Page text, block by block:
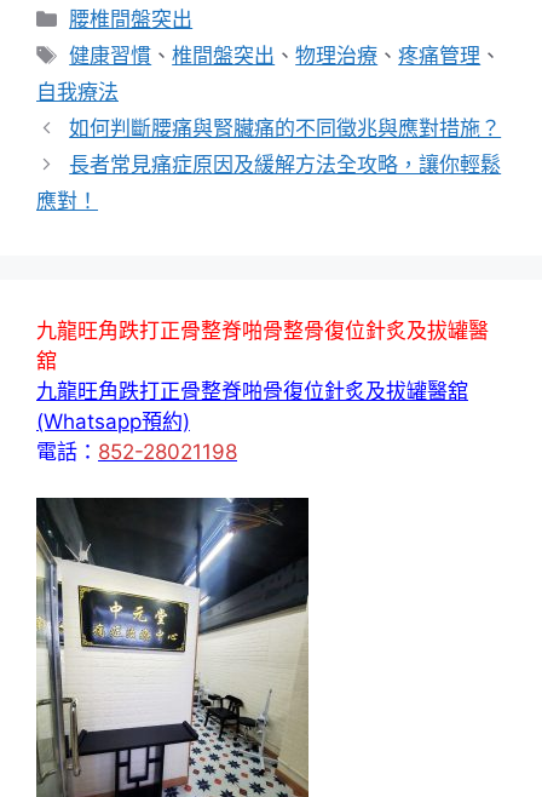
分
類
腰椎間盤突出
標
籤
健康習慣 、椎間盤突出 、物理治療 、疼痛管理 、
自我療法
如何判斷腰痛與腎臟痛的不同徵兆與應對措施？
長者常見痛症原因及緩解方法全攻略，讓你輕鬆
應對！
九龍旺角跌打正骨整脊啪骨整骨復位針炙及拔罐醫
舘
九龍旺角跌打正骨整脊啪骨復位針炙及拔罐醫舘
(Whatsapp預約)
電話： 852-28021198